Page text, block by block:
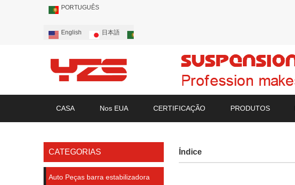
PORTUGUÊS
English 日本語
CASA Nos EUA CERTIFICAÇÃO PRODUTOS
CATEGORIAS
Auto Peças barra estabilizadora
Índice